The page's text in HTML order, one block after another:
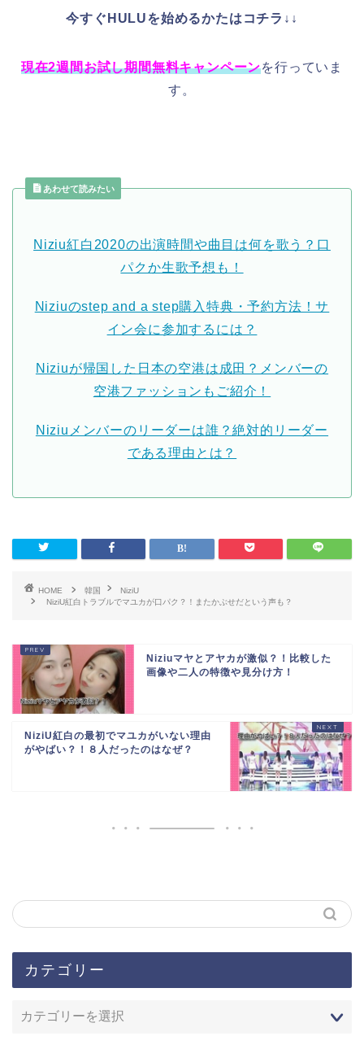
今すぐHULUを始めるかたはコチラ↓↓
現在2週間お試し期間無料キャンペーンを行っていま
す。
あわせて読みたい
Niziu紅白2020の出演時間や曲目は何を歌う？口
パクか生歌予想も！
Niziuのstep and a step購入特典・予約方法！サ
イン会に参加するには？
Niziuが帰国した日本の空港は成田？メンバーの
空港ファッションもご紹介！
Niziuメンバーのリーダーは誰？絶対的リーダー
である理由とは？
HOME 韓国
NiziU
NiziU紅白トラブルでマユカが口パク？！またかぶせだという声も？
Niziuマヤとアヤカが激似？！比較した
画像や二人の特徴や見分け方！
NiziU紅白の最初でマユカがいない理由
がやばい？！８人だったのはなぜ？
カテゴリー